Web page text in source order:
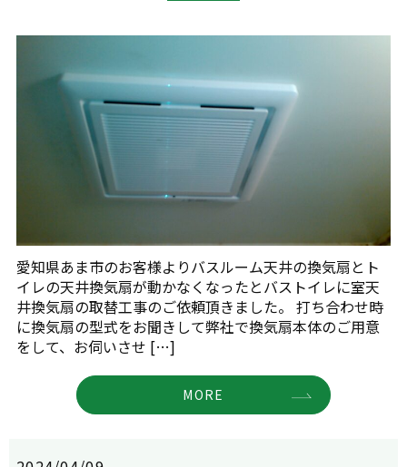
愛知県あま市のお客様よりバスルーム天井の換気扇とト
イレの天井換気扇が動かなくなったとバストイレに室天
井換気扇の取替工事のご依頼頂きました。 打ち合わせ時
に換気扇の型式をお聞きして弊社で換気扇本体のご用意
をして、お伺いさせ […]
MORE